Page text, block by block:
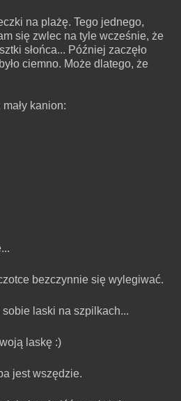
na plażę. Tego jednego,
się zwlec na tyle wcześnie, że
słońca... Później zaczęło
ciemno. Może dlatego, że
kanion:
bezczynnie się wylegiwać.
laski na szpilkach...
laskę :)
jest wszędzie.